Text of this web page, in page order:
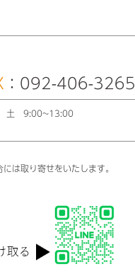
：092-406-3265
土 9:00~13:00
は取り寄せをいたします。